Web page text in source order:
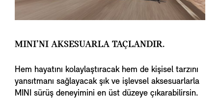
MINI’NI AKSESUARLA TAÇLANDIR.
Hem hayatını kolaylaştıracak hem de kişisel tarzını
yansıtmanı sağlayacak şık ve işlevsel aksesuarlarla
MINI sürüş deneyimini en üst düzeye çıkarabilirsin.